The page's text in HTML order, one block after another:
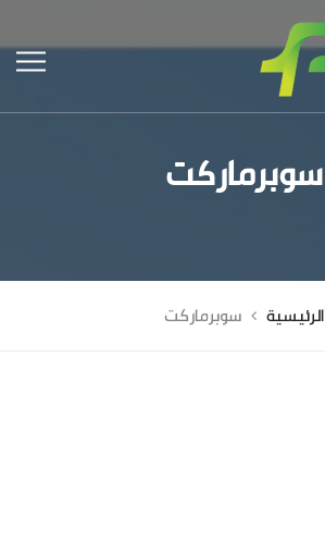
سوبرماركت
الرئيسية سوبرماركت